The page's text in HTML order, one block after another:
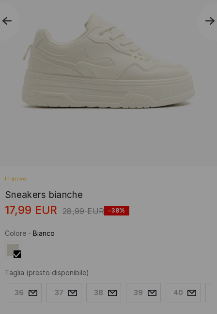
In arrivo
Sneakers bianche
17,99 EUR 28,99 EUR -38%
Colore - Bianco
Taglia (presto disponibile)
36 37 38 39 40